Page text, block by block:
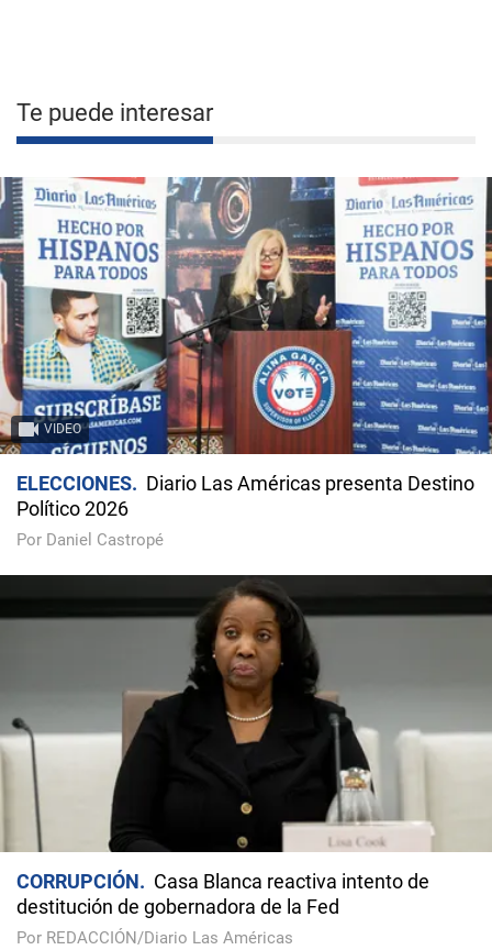
Te puede interesar
VIDEO
ELECCIONES
Diario Las Américas presenta Destino
Político 2026
Por Daniel Castropé
CORRUPCIÓN
Casa Blanca reactiva intento de
destitución de gobernadora de la Fed
Por REDACCIÓN/Diario Las Américas